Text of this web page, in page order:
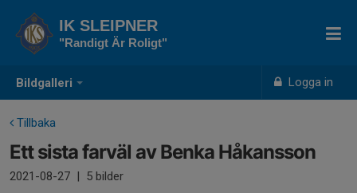
Bildgalleri Logga in
IK SLEIPNER
"Randigt Är Roligt"
Tillbaka
Ett sista farväl av Benka Håkansson
2021-08-27 | 5 bilder